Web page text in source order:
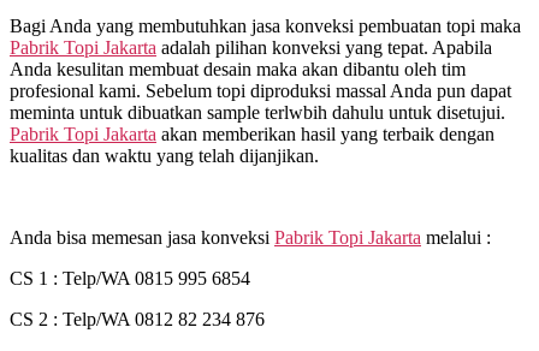
Bagi Anda yang membutuhkan jasa konveksi pembuatan topi maka
Pabrik Topi Jakarta adalah pilihan konveksi yang tepat. Apabila
Anda kesulitan membuat desain maka akan dibantu oleh tim
profesional kami. Sebelum topi diproduksi massal Anda pun dapat
meminta untuk dibuatkan sample terlwbih dahulu untuk disetujui.
Pabrik Topi Jakarta akan memberikan hasil yang terbaik dengan
kualitas dan waktu yang telah dijanjikan.
Anda bisa memesan jasa konveksi Pabrik Topi Jakarta melalui :
CS 1 : Telp/WA 0815 995 6854
CS 2 : Telp/WA 0812 82 234 876